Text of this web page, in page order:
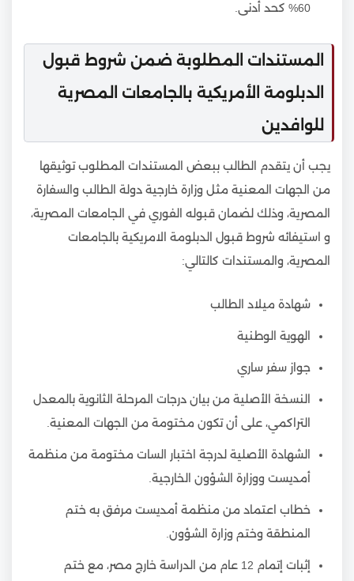
60% كحد أدنى.
المستندات المطلوبة ضمن شروط قبول
الدبلومة الأمريكية بالجامعات المصرية
للوافدين
يجب أن يتقدم الطالب ببعض المستندات المطلوب توثيقها
من الجهات المعنية مثل وزارة خارجية دولة الطالب والسفارة
المصرية، وذلك لضمان قبوله الفوري في الجامعات المصرية،
و استيفائه شروط قبول الدبلومة الامريكية بالجامعات
المصرية، والمستندات كالتالي:
شهادة ميلاد الطالب
الهوية الوطنية
جواز سفر ساري
النسخة الأصلية من بيان درجات المرحلة الثانوية بالمعدل
التراكمي، على أن تكون مختومة من الجهات المعنية.
الشهادة الأصلية لدرجة اختبار السات مختومة من منظمة
أمديست ووزارة الشؤون الخارجية.
خطاب اعتماد من منظمة أمديست مرفق به ختم
المنطقة وختم وزارة الشؤون.
إثبات إتمام 12 عام من الدراسة خارج مصر، مع ختم